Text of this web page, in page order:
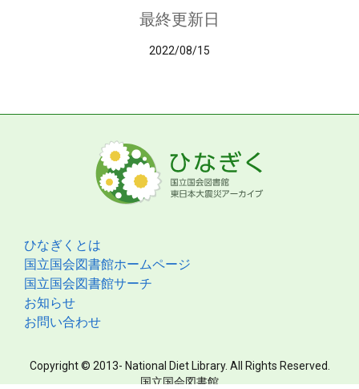
最終更新日
2022/08/15
ひなぎくとは
国立国会図書館ホームページ
国立国会図書館サーチ
お知らせ
お問い合わせ
Copyright © 2013- National Diet Library. All Rights Reserved.